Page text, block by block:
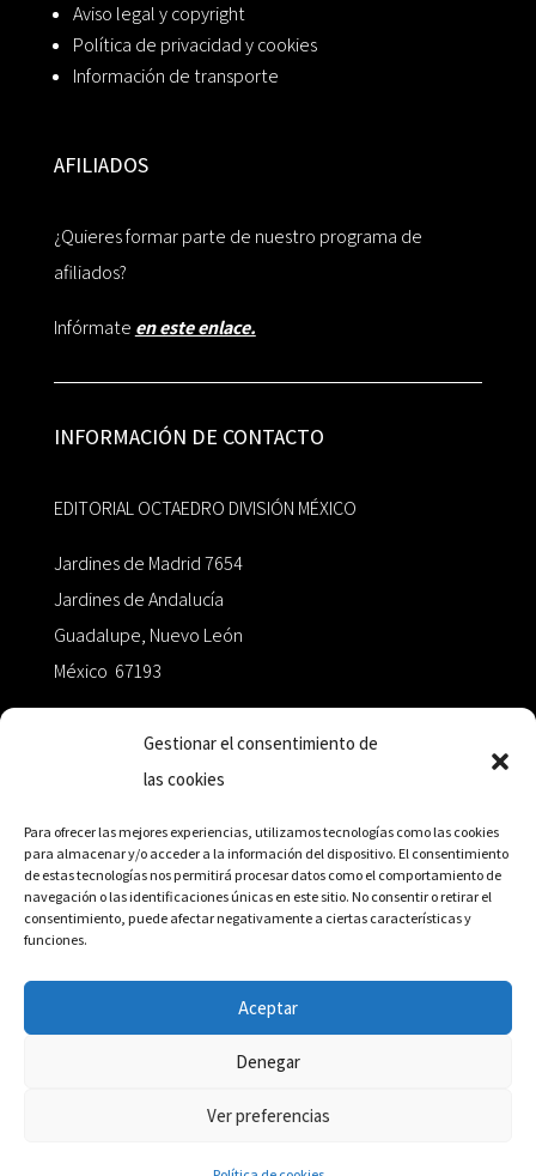
Gestionar el consentimiento de
las cookies
Para ofrecer las mejores experiencias, utilizamos tecnologías como las cookies
para almacenar y/o acceder a la información del dispositivo. El consentimiento
de estas tecnologías nos permitirá procesar datos como el comportamiento de
navegación o las identificaciones únicas en este sitio. No consentir o retirar el
consentimiento, puede afectar negativamente a ciertas características y
funciones.
Aceptar
Denegar
Ver preferencias
Aviso legal y copyright
Política de privacidad y cookies
Información de transporte
AFILIADOS
¿Quieres formar parte de nuestro programa de
afiliados?
Infórmate en este enlace.
INFORMACIÓN DE CONTACTO
EDITORIAL OCTAEDRO DIVISIÓN MÉXICO
Jardines de Madrid 7654
Jardines de Andalucía
Guadalupe, Nuevo León
México 67193
+52 811.499.5638
RED DE DISTRIBUCIÓN